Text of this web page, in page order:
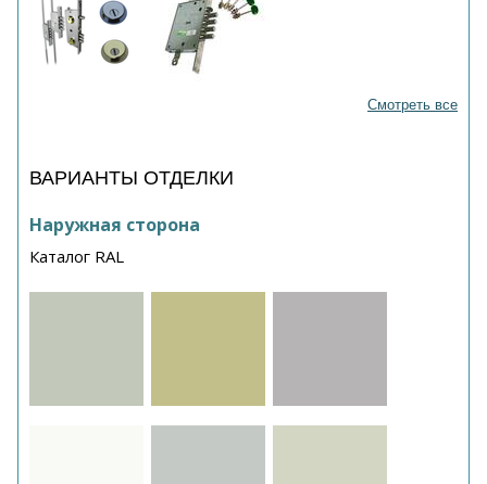
Смотреть все
ВАРИАНТЫ ОТДЕЛКИ
Наружная сторона
Каталог RAL